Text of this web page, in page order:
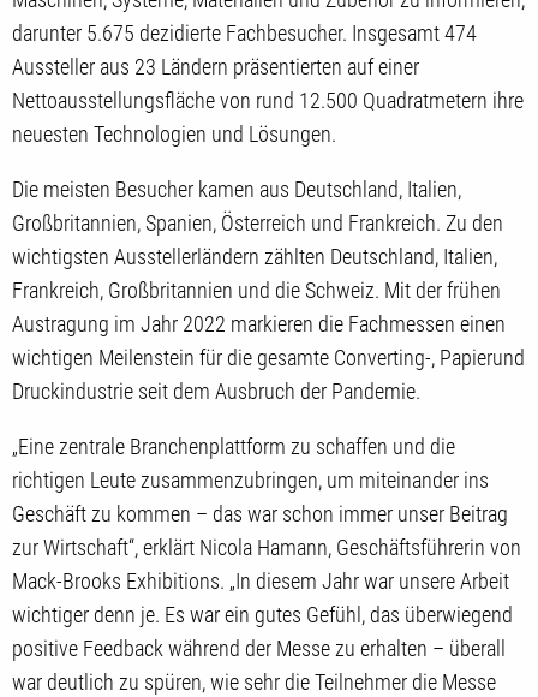
darunter 5.675 dezidierte Fachbesucher. Insgesamt 474
Aussteller aus 23 Ländern präsentierten auf einer
Nettoausstellungsfläche von rund 12.500 Quadratmetern ihre
neuesten Technologien und Lösungen.
Die meisten Besucher kamen aus Deutschland, Italien,
Großbritannien, Spanien, Österreich und Frankreich. Zu den
wichtigsten Ausstellerländern zählten Deutschland, Italien,
Frankreich, Großbritannien und die Schweiz. Mit der frühen
Austragung im Jahr 2022 markieren die Fachmessen einen
wichtigen Meilenstein für die gesamte Converting-, Papierund
Druckindustrie seit dem Ausbruch der Pandemie.
„Eine zentrale Branchenplattform zu schaffen und die
richtigen Leute zusammenzubringen, um miteinander ins
Geschäft zu kommen – das war schon immer unser Beitrag
zur Wirtschaft“, erklärt Nicola Hamann, Geschäftsführerin von
Mack-Brooks Exhibitions. „In diesem Jahr war unsere Arbeit
wichtiger denn je. Es war ein gutes Gefühl, das überwiegend
positive Feedback während der Messe zu erhalten – überall
war deutlich zu spüren, wie sehr die Teilnehmer die Messe